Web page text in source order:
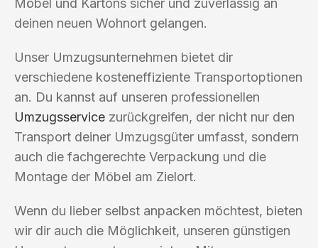
Möbel und Kartons sicher und zuverlässig an
deinen neuen Wohnort gelangen.
Unser Umzugsunternehmen bietet dir
verschiedene kosteneffiziente Transportoptionen
an. Du kannst auf unseren professionellen
Umzugsservice zurückgreifen, der nicht nur den
Transport deiner Umzugsgüter umfasst, sondern
auch die fachgerechte Verpackung und die
Montage der Möbel am Zielort.
Wenn du lieber selbst anpacken möchtest, bieten
wir dir auch die Möglichkeit, unseren günstigen